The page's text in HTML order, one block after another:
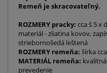
Remeň je skracovateľný.
ROZMERY pracky: cca š 5 x
materiál - zliatina kovov,
striebornošedá leštená
ROZMERY remeňa: šírka
MATERIÁL remeňa:
prevedenie